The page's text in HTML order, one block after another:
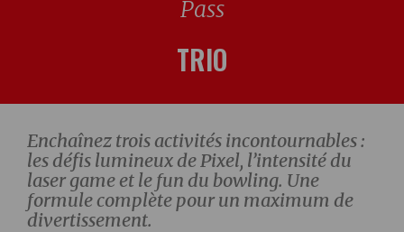
Pass
TRIO
Enchaînez trois activités incontournables :
les défis lumineux de Pixel, l’intensité du
laser game et le fun du bowling. Une
formule complète pour un maximum de
divertissement.